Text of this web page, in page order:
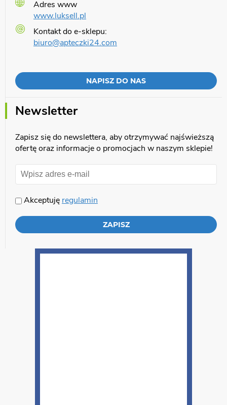
Adres www
www.luksell.pl
Kontakt do e-sklepu:
biuro@apteczki24.com
NAPISZ DO NAS
Newsletter
Zapisz się do newslettera, aby otrzymywać najświeższą
ofertę oraz informacje o promocjach w naszym sklepie!
Akceptuję regulamin